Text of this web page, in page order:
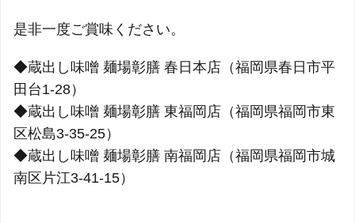
是非一度ご賞味ください。
◆蔵出し味噌 麺場彰膳 春日本店（福岡県春日市平
田台1-28）
◆蔵出し味噌 麺場彰膳 東福岡店（福岡県福岡市東
区松島3-35-25）
◆蔵出し味噌 麺場彰膳 南福岡店（福岡県福岡市城
南区片江3-41-15）